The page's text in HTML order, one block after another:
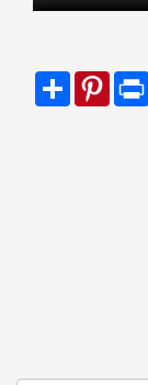
SharePinterest Print